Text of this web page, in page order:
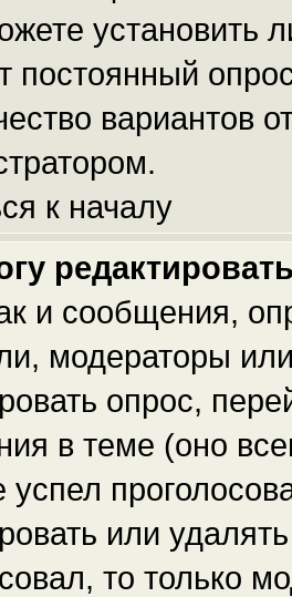
установить
постоянный
вариантов
к началу
и сообщения,
модераторы
опрос,
в теме (оно
успел
или
то только